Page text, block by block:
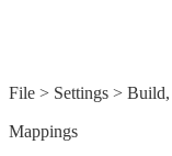
File > Settings >
Mappings